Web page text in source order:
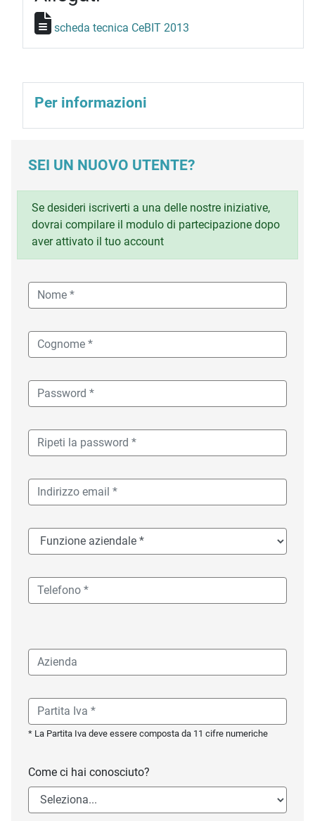
scheda tecnica CeBIT 2013
Per informazioni
SEI UN NUOVO UTENTE?
Se desideri iscriverti a una delle nostre iniziative,
dovrai compilare il modulo di partecipazione dopo
aver attivato il tuo account
* La Partita Iva deve essere composta da 11 cifre numeriche
Come ci hai conosciuto?